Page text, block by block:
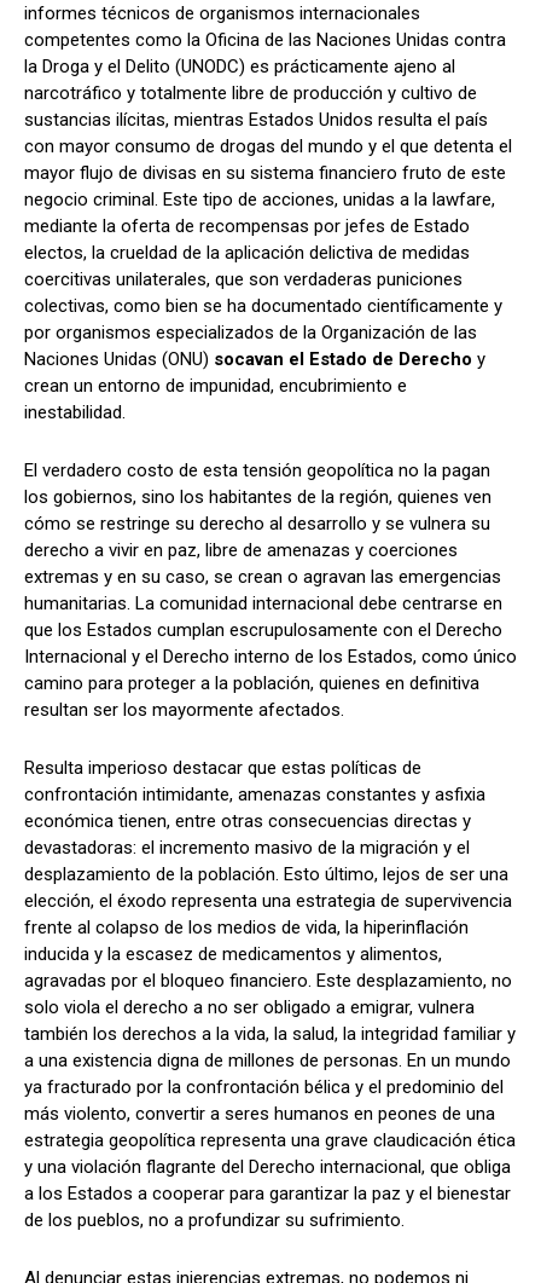
informes técnicos de organismos internacionales
competentes como la Oficina de las Naciones Unidas contra
la Droga y el Delito (UNODC) es prácticamente ajeno al
narcotráfico y totalmente libre de producción y cultivo de
sustancias ilícitas, mientras Estados Unidos resulta el país
con mayor consumo de drogas del mundo y el que detenta el
mayor flujo de divisas en su sistema financiero fruto de este
negocio criminal. Este tipo de acciones, unidas a la lawfare,
mediante la oferta de recompensas por jefes de Estado
electos, la crueldad de la aplicación delictiva de medidas
coercitivas unilaterales, que son verdaderas puniciones
colectivas, como bien se ha documentado científicamente y
por organismos especializados de la Organización de las
Naciones Unidas (ONU) socavan el Estado de Derecho y
crean un entorno de impunidad, encubrimiento e
inestabilidad.
El verdadero costo de esta tensión geopolítica no la pagan
los gobiernos, sino los habitantes de la región, quienes ven
cómo se restringe su derecho al desarrollo y se vulnera su
derecho a vivir en paz, libre de amenazas y coerciones
extremas y en su caso, se crean o agravan las emergencias
humanitarias. La comunidad internacional debe centrarse en
que los Estados cumplan escrupulosamente con el Derecho
Internacional y el Derecho interno de los Estados, como único
camino para proteger a la población, quienes en definitiva
resultan ser los mayormente afectados.
Resulta imperioso destacar que estas políticas de
confrontación intimidante, amenazas constantes y asfixia
económica tienen, entre otras consecuencias directas y
devastadoras: el incremento masivo de la migración y el
desplazamiento de la población. Esto último, lejos de ser una
elección, el éxodo representa una estrategia de supervivencia
frente al colapso de los medios de vida, la hiperinflación
inducida y la escasez de medicamentos y alimentos,
agravadas por el bloqueo financiero. Este desplazamiento, no
solo viola el derecho a no ser obligado a emigrar, vulnera
también los derechos a la vida, la salud, la integridad familiar y
a una existencia digna de millones de personas. En un mundo
ya fracturado por la confrontación bélica y el predominio del
más violento, convertir a seres humanos en peones de una
estrategia geopolítica representa una grave claudicación ética
y una violación flagrante del Derecho internacional, que obliga
a los Estados a cooperar para garantizar la paz y el bienestar
de los pueblos, no a profundizar su sufrimiento.
Al denunciar estas injerencias extremas, no podemos ni